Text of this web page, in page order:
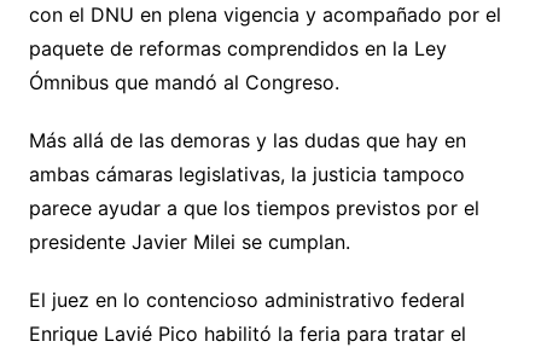
con el DNU en plena vigencia y acompañado por el
paquete de reformas comprendidos en la Ley
Ómnibus que mandó al Congreso.
Más allá de las demoras y las dudas que hay en
ambas cámaras legislativas, la justicia tampoco
parece ayudar a que los tiempos previstos por el
presidente Javier Milei se cumplan.
El juez en lo contencioso administrativo federal
Enrique Lavié Pico habilitó la feria para tratar el